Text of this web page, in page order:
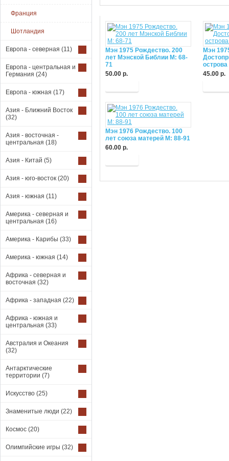
Франция
Шотландия
Европа - северная (11)
Европа - центральная и
Германия (24)
Европа - южная (17)
Азия - Ближний Восток
(32)
Азия - восточная -
центральная (18)
Азия - Китай (5)
Азия - юго-восток (20)
Азия - южная (11)
Америка - северная и
центральная (16)
Америка - Карибы (33)
Америка - южная (14)
Африка - северная и
восточная (32)
Африка - западная (22)
Африка - южная и
центральная (33)
Австралия и Океания
(32)
Антарктические
территории (7)
Искусство (25)
Знаменитые люди (22)
Космос (20)
Олимпийские игры (32)
Мэн 1975 Рождество. 200
лет Мэнской Библии М: 68-
71
50.00 р.
Мэн
45.00 р.
Мэн 1976 Рождество. 100
лет союза матерей М: 88-91
60.00 р.